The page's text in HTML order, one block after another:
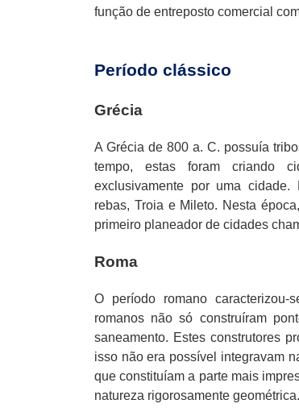
função de entreposto comercial
Período clássico
Grécia
A Grécia de 800 a. C. possuía
tempo, estas foram criando
exclusivamente por uma cidade.
rebas, Troia e Mileto. Nesta
primeiro planeador de cidades
Roma
O período romano
romanos não só construíram
saneamento. Estes construtores
isso não era possível integravam
que constituíam a parte mais
natureza rigorosamente geométrica.